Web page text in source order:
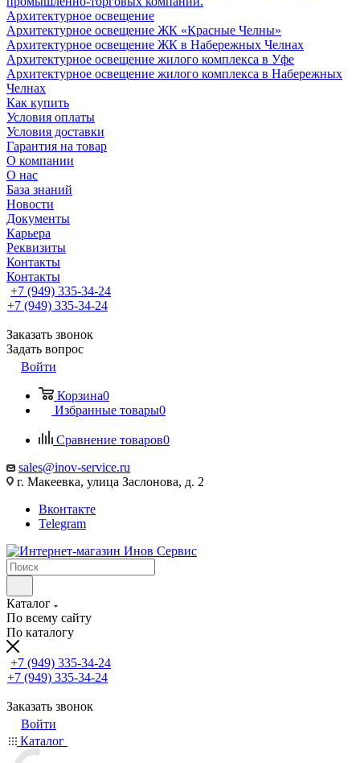
Архитектурное освещение
Архитектурное освещение ЖК «Красные Челны»
Архитектурное освещение ЖК в Набережных Челнах
Архитектурное освещение жилого комплекса в Уфе
Архитектурное освещение жилого комплекса в Набережных
Челнах
Как купить
Условия оплаты
Условия доставки
Гарантия на товар
О компании
О нас
База знаний
Новости
Документы
Карьера
Реквизиты
Контакты
Контакты
+7 (949) 335-34-24
+7 (949) 335-34-24
Заказать звонок
Задать вопрос
Войти
Корзина0
Избранные товары0
Сравнение товаров0
sales@inov-service.ru
г. Макеевка, улица Заслонова, д. 2
Вконтакте
Telegram
Каталог
По всему сайту
По каталогу
+7 (949) 335-34-24
+7 (949) 335-34-24
Заказать звонок
Войти
Каталог